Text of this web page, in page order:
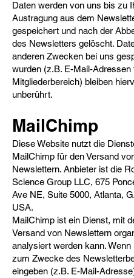
Daten werden von uns bis zu
Austragung aus dem
gespeichert und nach der
des Newsletters gelöscht.
anderen Zwecken bei uns
wurden (z.B. E-Mail-Adressen
Mitgliederbereich) bleiben
unberührt.
MailChimp​
Diese Website nutzt die
MailChimp für den Versand
Newslettern. Anbieter ist die
Science Group LLC, 675
Ave NE, Suite 5000, Atlanta,
USA.
MailChimp ist ein Dienst, mit
Versand von Newslettern
analysiert werden kann. Wenn
zum Zwecke des
eingeben (z.B. E-Mail-